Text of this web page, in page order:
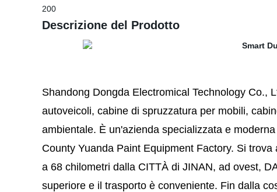
200
Descrizione del Prodotto
Shandong Dongda Electromical Technology Co.,
autoveicoli, cabine di spruzzatura per mobili,
ambientale. È un'azienda specializzata e
County Yuanda Paint Equipment Factory. Si trova
a 68 chilometri dalla CITTÀ di JINAN, ad ovest,
superiore e il trasporto è conveniente. Fin dalla